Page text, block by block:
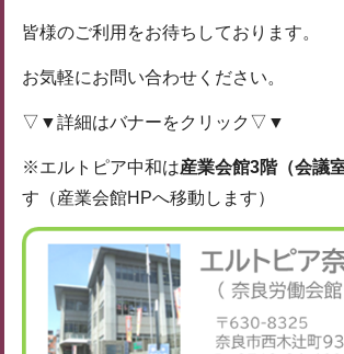
皆様のご利用をお待ちしております。
お気軽にお問い合わせください。
▽▼詳細はバナーをクリック▽▼
※エルトピア中和は産業会館3階（会議
す（産業会館HPへ移動します）